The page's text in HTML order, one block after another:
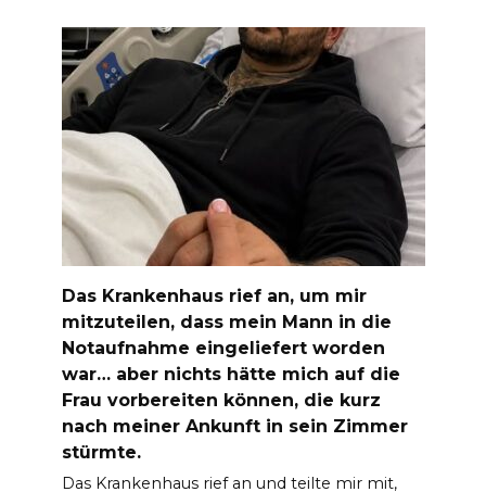
Das Krankenhaus rief an, um mir
mitzuteilen, dass mein Mann in die
Notaufnahme eingeliefert worden
war… aber nichts hätte mich auf die
Frau vorbereiten können, die kurz
nach meiner Ankunft in sein Zimmer
stürmte.
Das Krankenhaus rief an und teilte mir mit,